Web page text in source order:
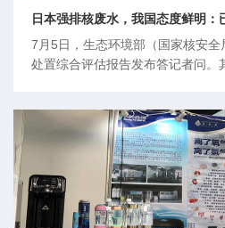
日本强排核废水，我国态度鲜明
7月5日，生态环境部（国家核安
处置综合评估报告发布答记者问。
康。报告结论不够充分，日本不应
子能机构(IAEA)向日本提出关于福